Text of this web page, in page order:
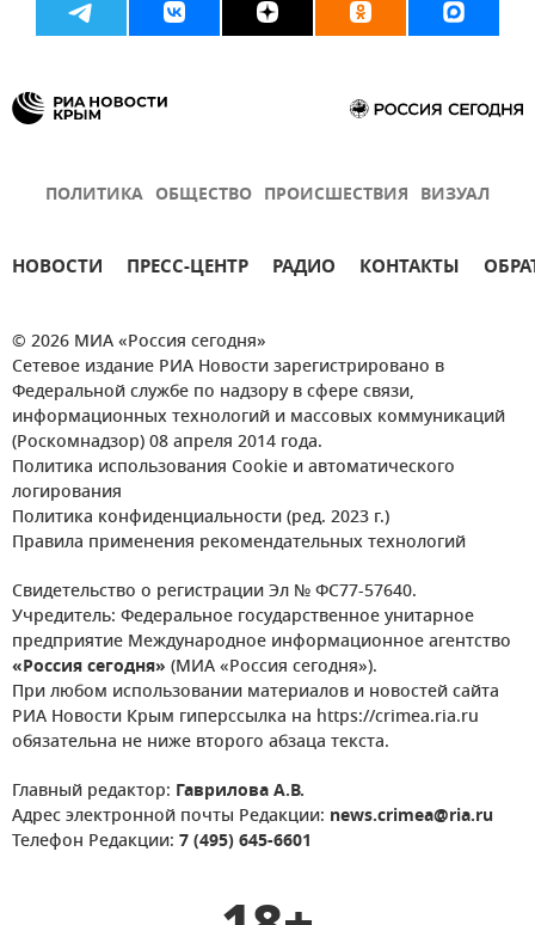
ПОЛИТИКА ОБЩЕСТВО ПРОИСШЕСТВИЯ ВИЗУАЛ
НОВОСТИ ПРЕСС-ЦЕНТР РАДИО КОНТАКТЫ
© 2026 МИА «Россия сегодня»
Сетевое издание РИА Новости зарегистрировано в
Федеральной службе по надзору в сфере связи,
информационных технологий и массовых коммуникаций
(Роскомнадзор) 08 апреля 2014 года.
Политика использования Cookie и автоматического
логирования
Политика конфиденциальности (ред. 2023 г.)
Правила применения рекомендательных технологий
Свидетельство о регистрации Эл № ФС77-57640.
Учредитель: Федеральное государственное унитарное
предприятие Международное информационное агентство
«Россия сегодня» (МИА «Россия сегодня»).
При любом использовании материалов и новостей сайта
РИА Новости Крым гиперссылка на https://crimea.ria.ru
обязательна не ниже второго абзаца текста.
Главный редактор: Гаврилова А.В.
Адрес электронной почты Редакции: news.crimea@ria.ru
Телефон Редакции: 7 (495) 645-6601